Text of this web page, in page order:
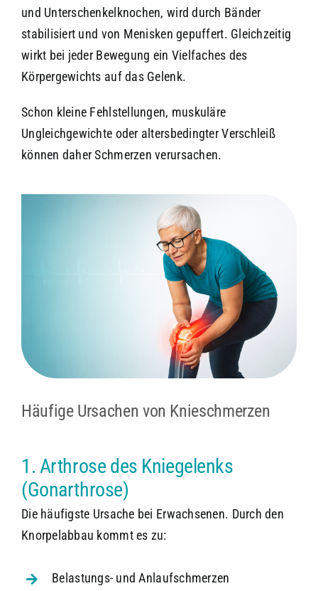
und Unterschenkelknochen, wird durch Bänder
stabilisiert und von Menisken gepuffert. Gleichzeitig
wirkt bei jeder Bewegung ein Vielfaches des
Körpergewichts auf das Gelenk.
Schon kleine Fehlstellungen, muskuläre
Ungleichgewichte oder altersbedingter Verschleiß
können daher Schmerzen verursachen.
Häufige Ursachen von Knieschmerzen
1. Arthrose des Kniegelenks
(Gonarthrose)
Die häufigste Ursache bei Erwachsenen. Durch den
Knorpelabbau kommt es zu:
Belastungs- und Anlaufschmerzen